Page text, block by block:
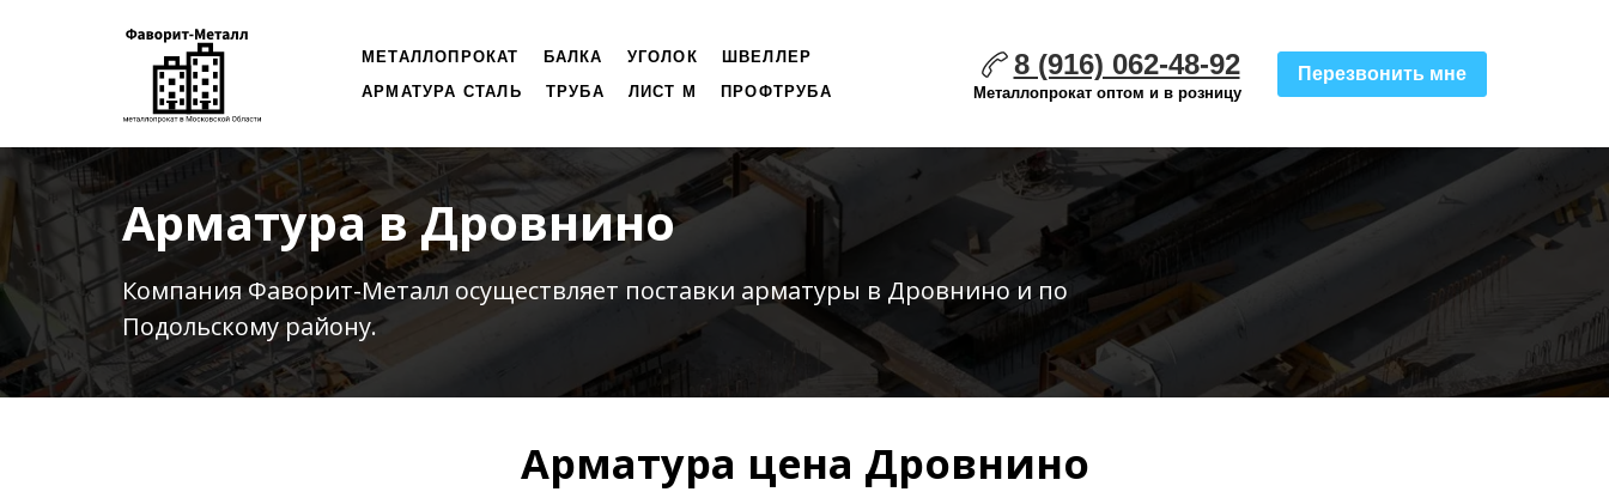
МЕТАЛЛОПРОКАТ БАЛКА УГОЛОК
ШВЕЛЛЕР
АРМАТУРА СТАЛЬ
ТРУБА ЛИСТ М ПРОФТРУБА
8 (916) 062-48-92
Металлопрокат оптом и в розницу
Перезвонить мне
Арматура в Дровнино
Компания Фаворит-Металл осуществляет поставки арматуры в Дровнино и по
Подольскому району.
Арматура цена Дровнино